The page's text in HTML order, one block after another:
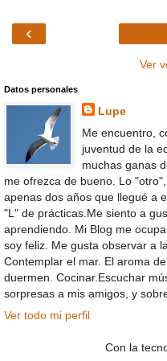
‹
Ver
Datos personales
Lupe
Me encuentro,
juventud de la
muchas ganas
me ofrezca de bueno. Lo
apenas dos años que llegué a
"L" de prácticas.Me siento a
aprendiendo. Mi Blog me
soy feliz. Me gusta observar a
Contemplar el mar. El aroma
duermen. Cocinar.Escuchar
sorpresas a mis amigos, y
Ver todo mi perfil
Con la